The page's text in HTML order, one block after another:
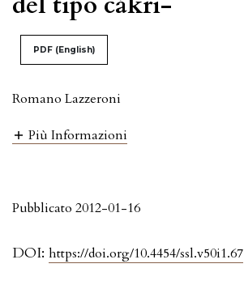
PDF (English)
Romano Lazzeroni
Più Informazioni
DOI: https://doi.org/10.4454/ssl.v50i1.67
Pubblicato 2012-01-16